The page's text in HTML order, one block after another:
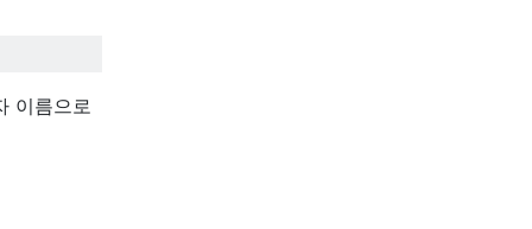
이름으로